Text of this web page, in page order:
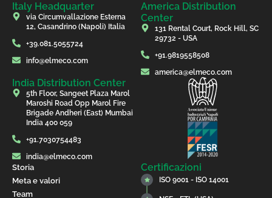
Italy Headquarter
via Circumvallazione Esterna
12, Casandrino (Napoli) Italia
+39.081.5055724
info@elmeco.com
America Distribution
Center
131 Rental Court, Rock Hill, SC
29732 - USA
+91.9819558508
america@elmeco.com
India Distribution Center
5th Floor, Sangeet Plaza Marol
Maroshi Road Opp Marol Fire
Brigade Andheri (East) Mumbai
India 400 059
+91.7030754483
india@elmeco.com
Storia
Meta e valori
Team
Certificazioni
ISO 9001 - ISO 14001